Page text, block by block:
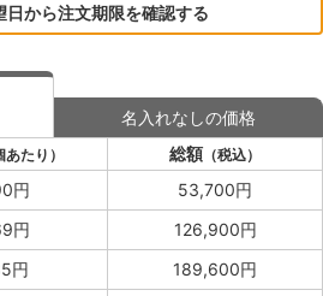
日から注文期限を確認する
名入れなしの価格
あたり） 総額 （税込）
円
53,700円
円
126,900円
円
189,600円